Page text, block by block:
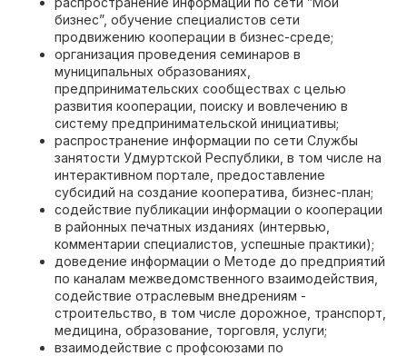
бизнес”, обучение специалистов сети
продвижению кооперации в бизнес-среде;
организация проведения семинаров в
муниципальных образованиях,
предпринимательских сообществах с целью
развития кооперации, поиску и вовлечению в
систему предпринимательской инициативы;
распространение информации по сети Службы
занятости Удмуртской Республики, в том числе на
интерактивном портале, предоставление
субсидий на создание кооператива, бизнес-план;
содействие публикации информации о кооперации
в районных печатных изданиях (интервью,
комментарии специалистов, успешные практики);
доведение информации о Методе до предприятий
по каналам межведомственного взаимодействия,
содействие отраслевым внедрениям -
строительство, в том числе дорожное, транспорт,
медицина, образование, торговля, услуги;
взаимодействие с профсоюзами по